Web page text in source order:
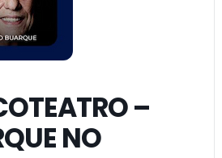
–
NO